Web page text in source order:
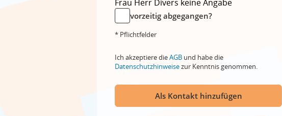
Frau Herr Divers keine Angabe
vorzeitig abgegangen?
* Pflichtfelder
Ich akzeptiere dieAGB und habe die
Datenschutzhinweisezur Kenntnis genommen.
Als Kontakt hinzufügen